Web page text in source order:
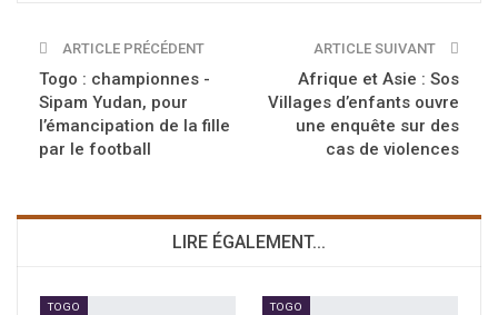
ARTICLE PRÉCÉDENT
Togo : championnes -
Sipam Yudan, pour
l’émancipation de la fille
par le football
ARTICLE SUIVANT
Afrique et Asie : Sos
Villages d’enfants ouvre
une enquête sur des
cas de violences
LIRE ÉGALEMENT...
TOGO TOGO